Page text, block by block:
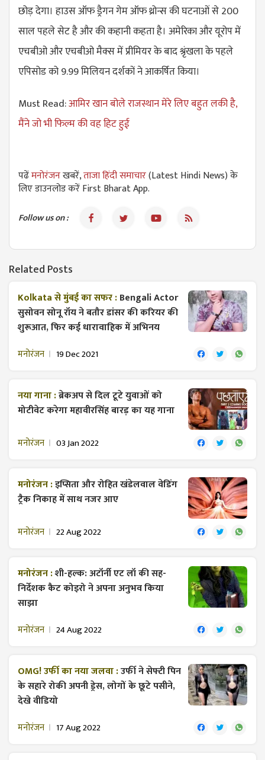
छोड़ देगा। हाउस ऑफ ड्रैगन गेम ऑफ थ्रोन्स की घटनाओं से 200
साल पहले सेट है और की कहानी कहता है। अमेरिका और यूरोप में
एचबीओ और एचबीओ मैक्स में प्रीमियर के बाद श्रृंखला के पहले
एपिसोड को 9.99 मिलियन दर्शकों ने आकर्षित किया।
Must Read:आमिर खान बोले राजस्थान मेरे लिए बहुत लकी है,
मैंने जो भी फिल्म की वह हिट हुई
पढेंमनोरंजनखबरें,ताजा हिंदी समाचार(Latest Hindi News) के
लिए डाउनलोड करें First Bharat App.
Follow us on :
Related Posts
Kolkata से मुंबई का सफर :Bengali Actor
सुसोवन सोनू रॉय ने बतौर डांसर की करियर की
शुरूआत, फिर कई धारावाहिक में अभिनय
मनोरंजन 19 Dec 2021
नया गाना :ब्रेकअप से दिल टूटे युवाओं को
मोटीवेट करेगा महावीरसिंह बारड़ का यह गाना
मनोरंजन 03 Jan 2022
मनोरंजन :इप्सिता और रोहित खंडेलवाल वेडिंग
ट्रैक निकाह में साथ नजर आए
मनोरंजन 22 Aug 2022
मनोरंजन :शी-हल्क: अटॉर्नी एट लॉ की सह-
निर्देशक कैट कोइरो ने अपना अनुभव किया
साझा
मनोरंजन 24 Aug 2022
OMG! उर्फी का नया जलवा :उर्फी ने सेफ्टी पिन
के सहारे रोकी अपनी ड्रेस, लोगों के छूटे पसीने,
देखे वीडियो
मनोरंजन 17 Aug 2022